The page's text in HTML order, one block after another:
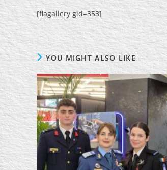
[flagallery gid=353]
YOU MIGHT ALSO LIKE